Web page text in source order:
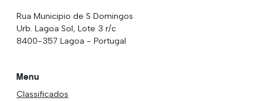
Rua Municipio de S Domingos
Urb. Lagoa Sol, Lote 3 r/c
8400-357 Lagoa - Portugal
Menu
Classificados